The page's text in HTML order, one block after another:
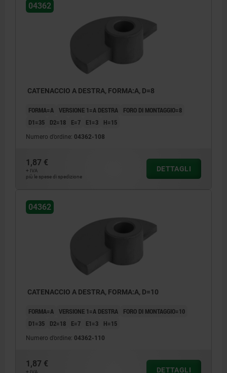
04362
CATENACCIO A DESTRA, FORMA:A, D=8
FORMA=A VERSIONE 1=A DESTRA
FORO DI MONTAGGIO=8
D1=35
D2=18 E=7 E1=3 H=15
Numero d’ordine: 04362-108
1,87 €
+ IVA
più le spese di spedizione
DETTAGLI
04362
CATENACCIO A DESTRA, FORMA:A, D=10
FORMA=A VERSIONE 1=A DESTRA
FORO DI MONTAGGIO=10
D1=35
D2=18 E=7 E1=3 H=15
Numero d’ordine: 04362-110
1,87 €
+ IVA
DETTAGLI